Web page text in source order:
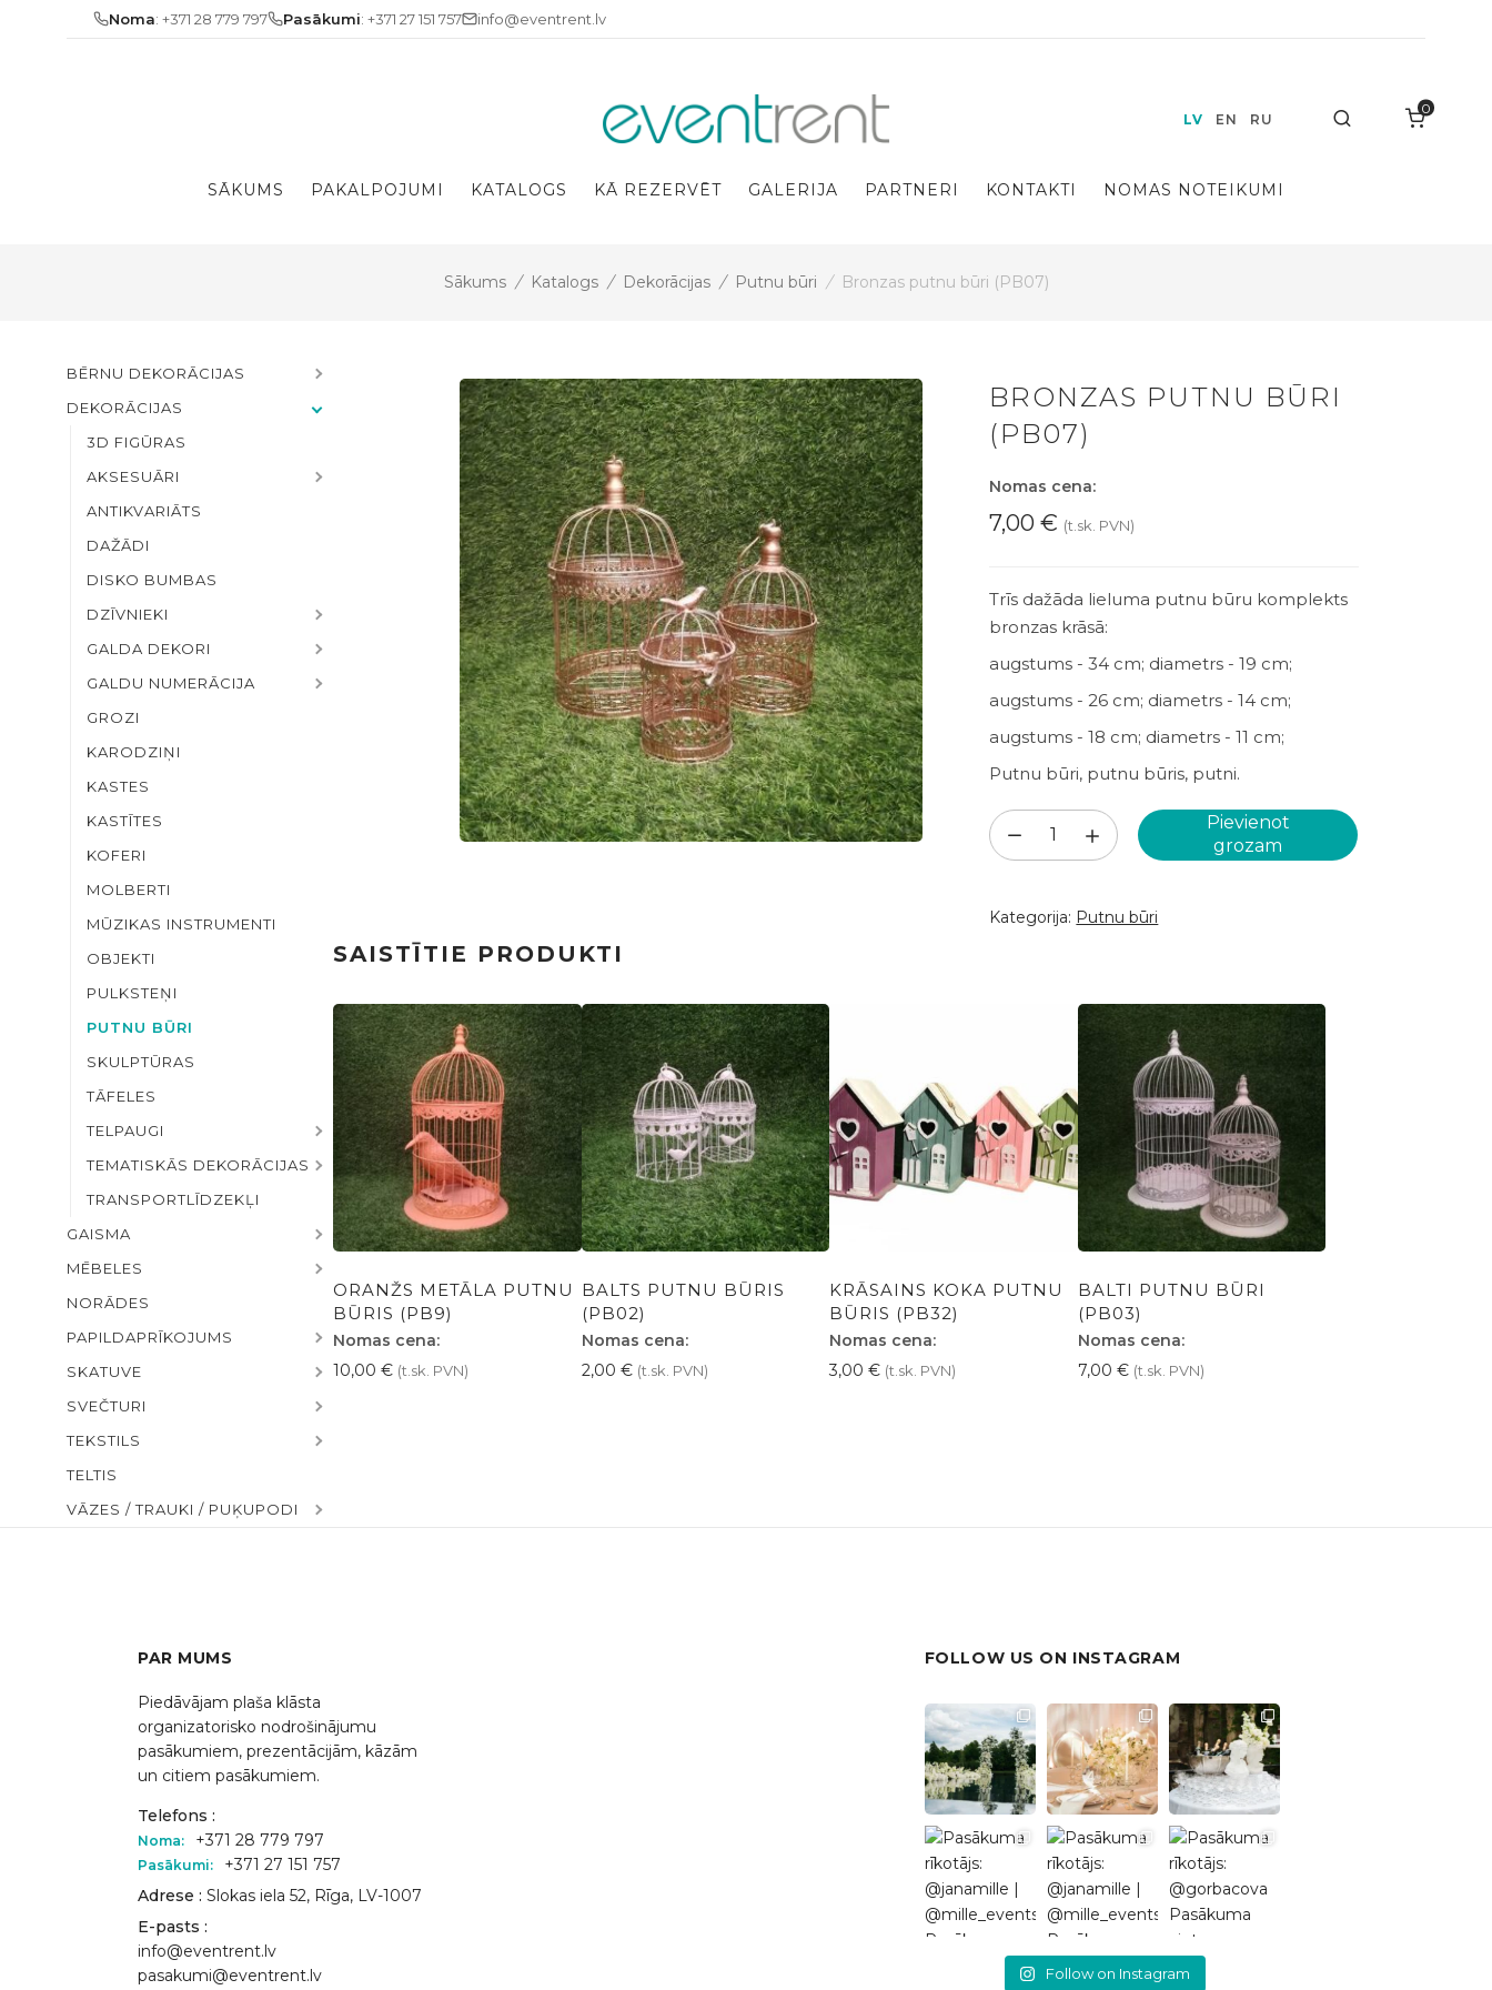
Noma: +371 28 779 797 Pasākumi: +371 27 151 757 info@eventrent.lv
SĀKUMS PAKALPOJUMI KATALOGS KĀ REZERVĒT GALERIJA PARTNERI KONTAKTI NOMAS NOTEIKUMI
LV EN RU
0
Sākums / Katalogs / Dekorācijas / Putnu būri / Bronzas putnu būri (PB07)
BĒRNU DEKORĀCIJAS
DEKORĀCIJAS
3D FIGŪRAS
AKSESUĀRI
ANTIKVARIĀTS
DAŽĀDI
DISKO BUMBAS
DZĪVNIEKI
GALDA DEKORI
GALDU NUMERĀCIJA
GROZI
KARODZIŅI
KASTES
KASTĪTES
KOFERI
MOLBERTI
MŪZIKAS INSTRUMENTI
OBJEKTI
PULKSTEŅI
PUTNU BŪRI
SKULPTŪRAS
TĀFELES
TELPAUGI
TEMATISKĀS DEKORĀCIJAS
TRANSPORTLĪDZEKĻI
GAISMA
MĒBELES
NORĀDES
PAPILDAPRĪKOJUMS
SKATUVE
SVEČTURI
TEKSTILS
TELTIS
VĀZES / TRAUKI / PUĶUPODI
BRONZAS PUTNU BŪRI
(PB07)
Nomas cena:
7,00€ (t.sk. PVN)
Trīs dažāda lieluma putnu būru komplekts
bronzas krāsā:
augstums - 34 cm; diametrs - 19 cm;
augstums - 26 cm; diametrs - 14 cm;
augstums - 18 cm; diametrs - 11 cm;
Putnu būri, putnu būris, putni.
Bronzas
putnu
(PB07)
Pievienot
grozam
Kategorija: Putnu būri
SAISTĪTIE PRODUKTI
ORANŽS METĀLA PUTNU
BŪRIS (PB9)
Nomas cena:
10,00 € (t.sk. PVN)
BALTS PUTNU BŪRIS
(PB02)
Nomas cena:
2,00 € (t.sk. PVN)
KRĀSAINS KOKA PUTNU
BŪRIS (PB32)
Nomas cena:
3,00 € (t.sk. PVN)
BALTI PUTNU BŪRI
(PB03)
Nomas cena:
7,00 € (t.sk. PVN)
PAR MUMS
Piedāvājam plaša klāsta
organizatorisko nodrošinājumu
pasākumiem, prezentācijām, kāzām
un citiem pasākumiem.
Telefons :
Noma: +371 28 779 797
Pasākumi:
+371 27 151 757
Adrese : Slokas iela 52, Rīga, LV-1007
E-pasts :
info@eventrent.lv
pasakumi@eventrent.lv
FOLLOW US ON INSTAGRAM
Follow on Instagram